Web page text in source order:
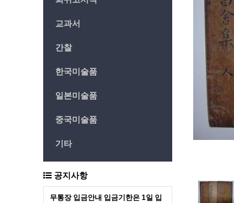
교과서
간찰
한국미술품
일본미술품
중국미술품
기타
공지사항
무통장 입금안내 입금기한은 1일 입